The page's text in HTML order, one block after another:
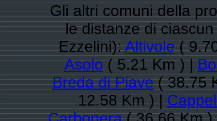
Gli altri comuni della
le distanze di
Ezzelini):Altivole(
Asolo( 5.21 Km ) |
Breda di Piave( 38.75
12.58 Km ) |